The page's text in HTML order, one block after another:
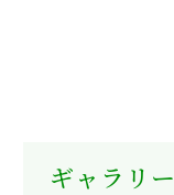
ギャラリー